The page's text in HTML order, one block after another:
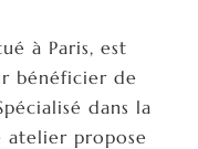
à Paris, est
bénéficier de
dans la
atelier propose